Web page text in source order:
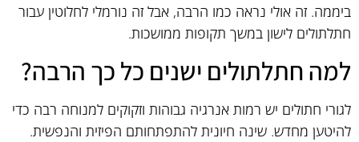
ביממה. זה אולי נראה כמו הרבה, אבל זה נורמלי לחלוטין עבור
חתלתולים לישון במשך תקופות ממושכות.
למה חתלתולים ישנים כל כך הרבה?
לגורי חתולים יש רמות אנרגיה גבוהות וזקוקים למנוחה רבה כדי
להיטען מחדש. שינה חיונית להתפתחותם הפיזית והנפשית.